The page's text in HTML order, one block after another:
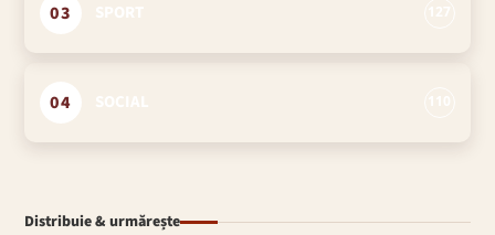
03
04
Distribuie & urmărește